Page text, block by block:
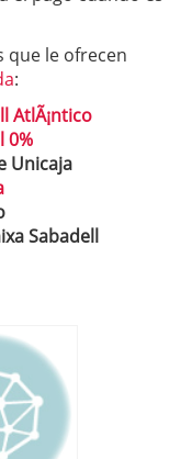
que le ofrecen
:
AtlÃ¡ntico
0%
Unicaja
Sabadell